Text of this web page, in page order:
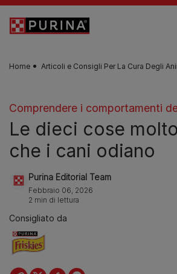
Skip to main content
Home Articoli e Consigli Per La Cura Degli
Comprendere i comportamenti
Le dieci cose
che i cani odiano
Purina Editorial Team
Febbraio 06, 2026
2 min di lettura
Consigliato da